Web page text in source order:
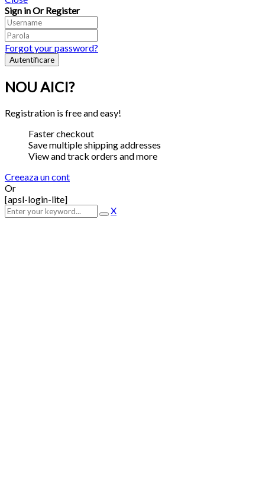
Sign in Or Register
Forgot your password?
NOU AICI?
Registration is free and easy!
Faster checkout
Save multiple shipping addresses
View and track orders and more
Creeaza un cont
Or
[apsl-login-lite]
X